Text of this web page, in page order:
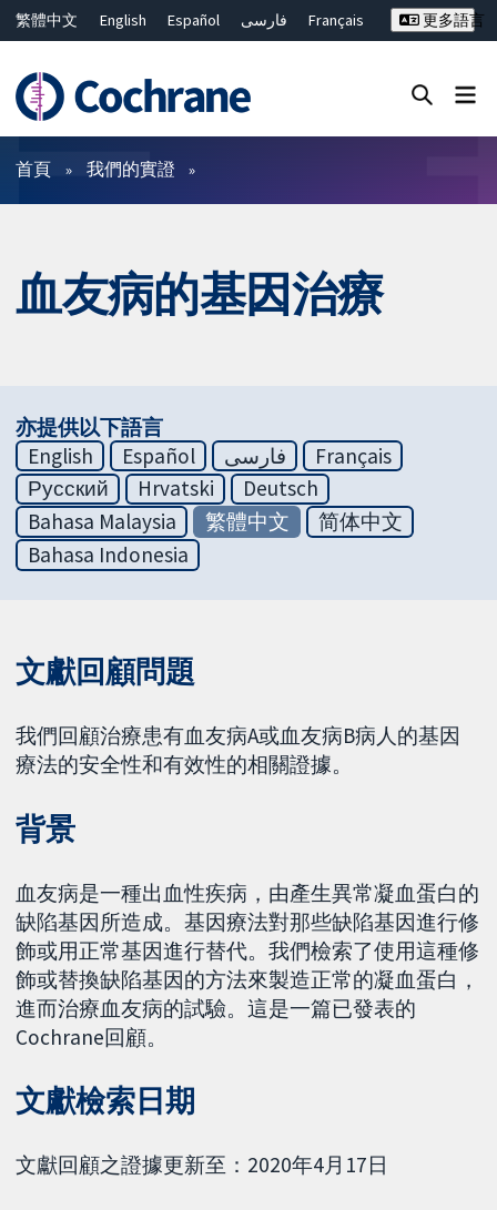
繁體中文 English Español فارسی
Français
ไทย
简体中文
更多語言
篩選條件
首頁 我們的實證
血友病的基因治療
亦提供以下語言
English
Español فارسی
Français
Русский
Hrvatski
Deutsch
Bahasa Malaysia
繁體中文
简体中文
Bahasa Indonesia
文獻回顧問題
我們回顧治療患有血友病A或血友病B病人的基因
療法的安全性和有效性的相關證據。
背景
血友病是一種出血性疾病，由產生異常凝血蛋白的
缺陷基因所造成。基因療法對那些缺陷基因進行修
飾或用正常基因進行替代。我們檢索了使用這種修
飾或替換缺陷基因的方法來製造正常的凝血蛋白，
進而治療血友病的試驗。這是一篇已發表的
Cochrane回顧。
文獻檢索日期
文獻回顧之證據更新至：2020年4月17日